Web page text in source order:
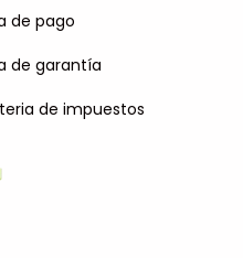
de pago
de garantía
de impuestos